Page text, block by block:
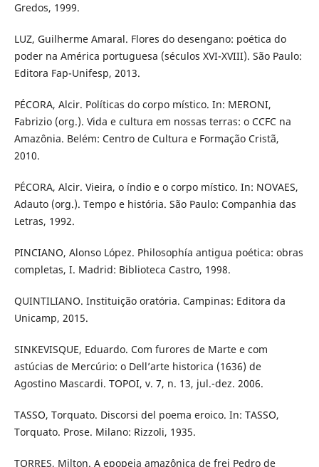
Gredos, 1999.
LUZ, Guilherme Amaral. Flores do desengano: poética do
poder na América portuguesa (séculos XVI-XVIII). São Paulo:
Editora Fap-Unifesp, 2013.
PÉCORA, Alcir. Políticas do corpo místico. In: MERONI,
Fabrizio (org.). Vida e cultura em nossas terras: o CCFC na
Amazônia. Belém: Centro de Cultura e Formação Cristã,
2010.
PÉCORA, Alcir. Vieira, o índio e o corpo místico. In: NOVAES,
Adauto (org.). Tempo e história. São Paulo: Companhia das
Letras, 1992.
PINCIANO, Alonso López. Philosophía antigua poética: obras
completas, I. Madrid: Biblioteca Castro, 1998.
QUINTILIANO. Instituição oratória. Campinas: Editora da
Unicamp, 2015.
SINKEVISQUE, Eduardo. Com furores de Marte e com
astúcias de Mercúrio: o Dell’arte historica (1636) de
Agostino Mascardi. TOPOI, v. 7, n. 13, jul.-dez. 2006.
TASSO, Torquato. Discorsi del poema eroico. In: TASSO,
Torquato. Prose. Milano: Rizzoli, 1935.
TORRES, Milton. A epopeia amazônica de frei Pedro de